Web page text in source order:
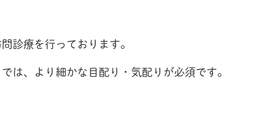
診療を行っております。
は、より細かな目配り・気配りが必須です。